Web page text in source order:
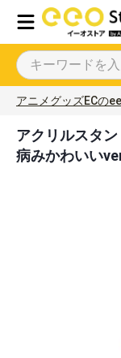
アニメグッズECの
アクリルスタ
病みかわいい